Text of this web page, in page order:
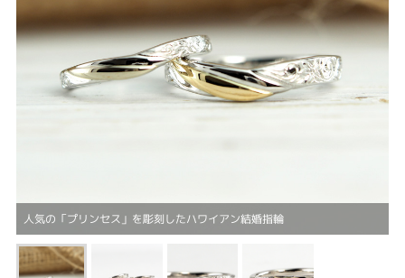
人気の「プリンセス」を彫刻したハワイアン結婚指輪